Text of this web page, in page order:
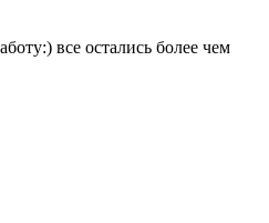
все остались более чем